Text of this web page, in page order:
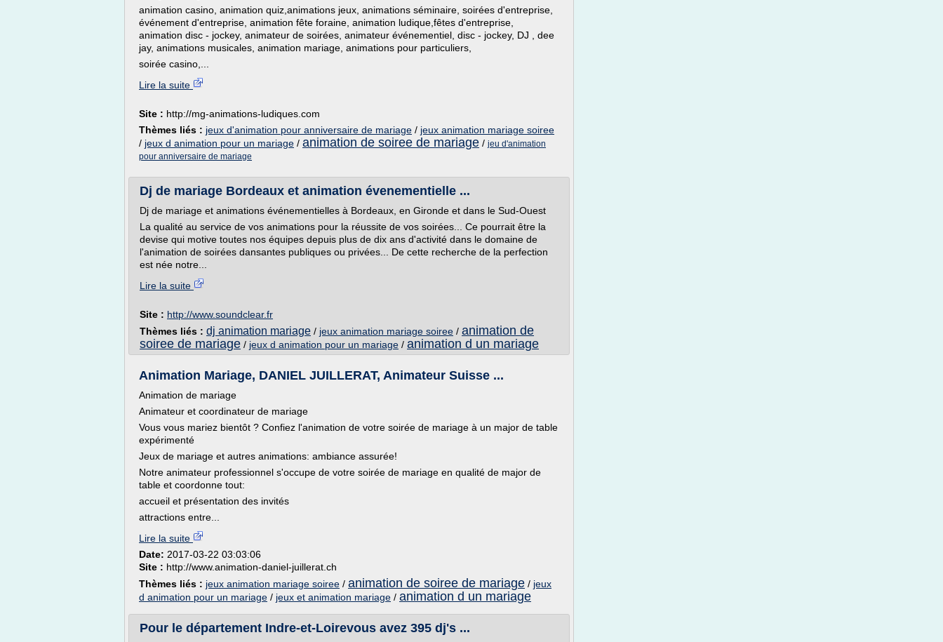
animation casino, animation quiz,animations jeux, animations séminaire, soirées d'entreprise,
événement d'entreprise, animation fête foraine, animation ludique,fêtes d'entreprise,
animation disc - jockey, animateur de soirées, animateur événementiel, disc - jockey, DJ , dee
jay, animations musicales, animation mariage, animations pour particuliers,
soirée casino,...
Lire la suite
Site : http://mg-animations-ludiques.com
Thèmes liés : jeux d'animation pour anniversaire de mariage / jeux animation mariage soiree
/ jeux d animation pour un mariage / animation de soiree de mariage / jeu d'animation
pour anniversaire de mariage
Dj de mariage Bordeaux et animation évenementielle ...
Dj de mariage et animations événementielles à Bordeaux, en Gironde et dans le Sud-Ouest
La qualité au service de vos animations pour la réussite de vos soirées... Ce pourrait être la
devise qui motive toutes nos équipes depuis plus de dix ans d'activité dans le domaine de
l'animation de soirées dansantes publiques ou privées... De cette recherche de la perfection
est née notre...
Lire la suite
Site : http://www.soundclear.fr
Thèmes liés : dj animation mariage / jeux animation mariage soiree / animation de
soiree de mariage / jeux d animation pour un mariage / animation d un mariage
Animation Mariage, DANIEL JUILLERAT, Animateur Suisse ...
Animation de mariage
Animateur et coordinateur de mariage
Vous vous mariez bientôt ? Confiez l'animation de votre soirée de mariage à un major de table
expérimenté
Jeux de mariage et autres animations: ambiance assurée!
Notre animateur professionnel s'occupe de votre soirée de mariage en qualité de major de
table et coordonne tout:
accueil et présentation des invités
attractions entre...
Lire la suite
Date: 2017-03-22 03:03:06
Site : http://www.animation-daniel-juillerat.ch
Thèmes liés : jeux animation mariage soiree / animation de soiree de mariage / jeux
d animation pour un mariage / jeux et animation mariage / animation d un mariage
Pour le département Indre-et-Loirevous avez 395 dj's ...